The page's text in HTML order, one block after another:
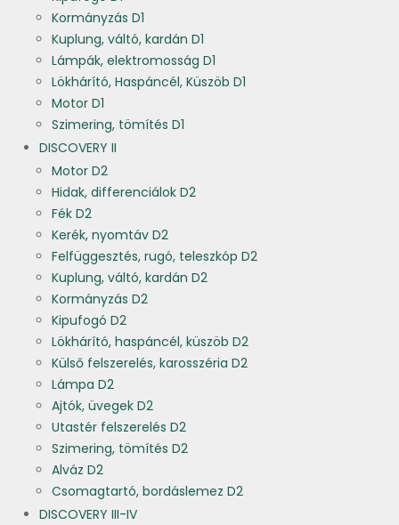
Kormányzás D1
Kuplung, váltó, kardán D1
Lámpák, elektromosság D1
Lökhárító, Haspáncél, Küszöb D1
Motor D1
Szimering, tömítés D1
DISCOVERY II
Motor D2
Hidak, differenciálok D2
Fék D2
Kerék, nyomtáv D2
Felfüggesztés, rugó, teleszkóp D2
Kuplung, váltó, kardán D2
Kormányzás D2
Kipufogó D2
Lökhárító, haspáncél, küszöb D2
Külső felszerelés, karosszéria D2
Lámpa D2
Ajtók, üvegek D2
Utastér felszerelés D2
Szimering, tömítés D2
Alváz D2
Csomagtartó, bordáslemez D2
DISCOVERY III-IV